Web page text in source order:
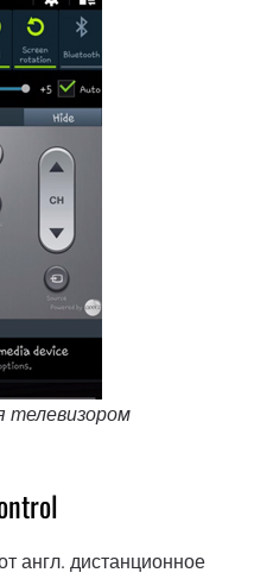
телевизором
англ. дистанционное